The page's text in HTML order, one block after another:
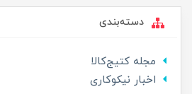
دسته‌بندی
مجله کتیج‌کالا
اخبار نیکوکاری